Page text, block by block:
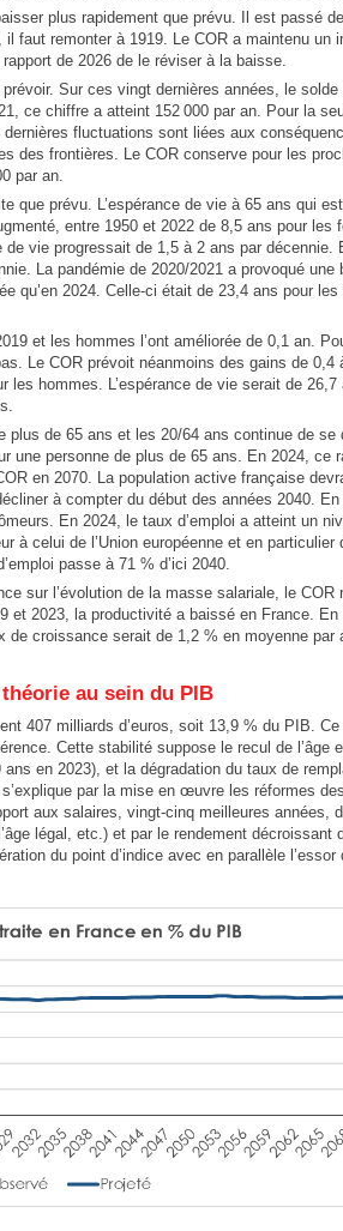
plus rapidement que prévu. Il est passé
faut remonter à 1919. Le COR a maintenu un
de 2026 de le réviser à la baisse.
Sur ces vingt dernières années, le solde
ce chiffre a atteint 152 000 par an. Pour la
fluctuations sont liées aux
des frontières. Le COR conserve pour les
par an.
que prévu. L’espérance de vie à 65 ans qui
entre 1950 et 2022 de 8,5 ans pour les
vie progressait de 1,5 à 2 ans par décennie.
La pandémie de 2020/2021 a provoqué une
qu’en 2024. Celle-ci était de 23,4 ans pour
et les hommes l’ont améliorée de 0,1 an.
Le COR prévoit néanmoins des gains de 0,4
hommes. L’espérance de vie serait de 26,7
plus de 65 ans et les 20/64 ans continue de se
une personne de plus de 65 ans. En 2024, ce
en 2070. La population active française
à compter du début des années 2040.
En 2024, le taux d’emploi a atteint un
à celui de l’Union européenne et en particulier
passe à 71 % d’ici 2040.
sur l’évolution de la masse salariale, le COR
et 2023, la productivité a baissé en France. En
croissance serait de 1,2 % en moyenne par
au sein du PIB
407 milliards d’euros, soit 13,9 % du PIB.
Cette stabilité suppose le recul de l’âge
en 2023), et la dégradation du taux de
par la mise en œuvre les réformes
aux salaires, vingt-cinq meilleures années,
légal, etc.) et par le rendement décroissant
du point d’indice avec en parallèle l’essor